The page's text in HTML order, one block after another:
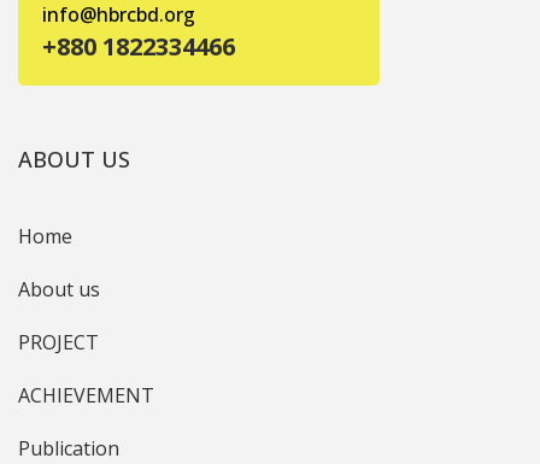
info@hbrcbd.org
+880 1822334466
ABOUT US
Home
About us
PROJECT
ACHIEVEMENT
Publication